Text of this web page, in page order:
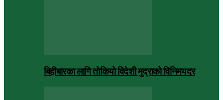
बिहीबारका लागि तोकियो विदेशी मुद्राको विनिमयदर